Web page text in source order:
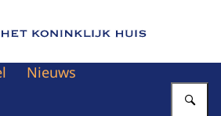
van Het Koninklijk Huis
Nieuws